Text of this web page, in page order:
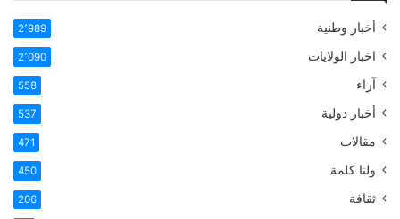
أخبار وطنية 2٬989
اخبار الولايات 2٬090
آراء 558
أخبار دولية 537
مقالات 471
ولنا كلمة 450
ثقافة 206